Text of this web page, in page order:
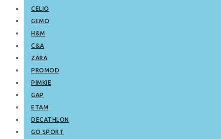
CELIO
GEMO
H&M
C&A
ZARA
PROMOD
PIMKIE
GAP
ETAM
DECATHLON
GO SPORT